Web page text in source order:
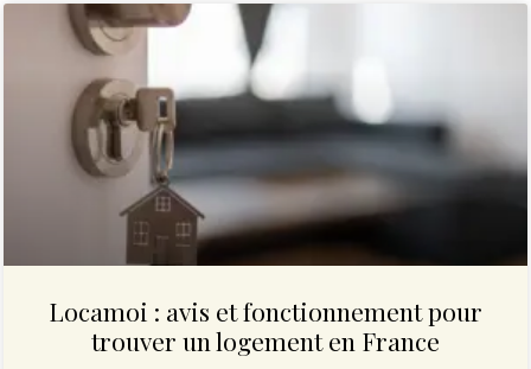
Locamoi : avis et fonctionnement pour
trouver un logement en France